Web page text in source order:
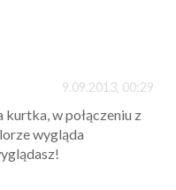
9.09.2013, 00:29
w połączeniu z
wygląda